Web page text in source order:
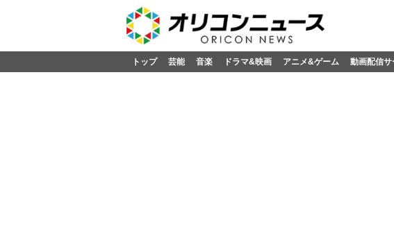
トップ 芸能 音楽 ドラマ&映画 アニメ&ゲーム 動画配信サ